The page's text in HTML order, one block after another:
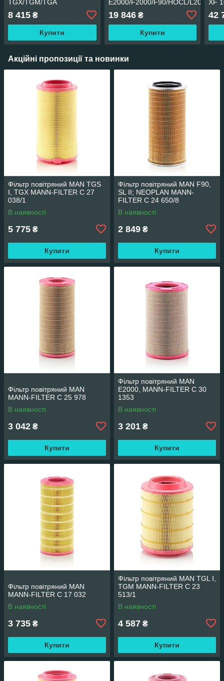
TGX/TGM/TGA
8 415 ₴
Купити
E2000/F2000/F90/HOCL/L2000/
19 846₴
Купити
XF
42
Акційні пропозиції та новинки
Фільтр повітряний MAN TGS
I, TGX MANN-FILTER C 27
038/1
В наявності
5 775 ₴
Купити
Фільтр повітряний MAN F90,
SL II; NEOPLAN MANN-
FILTER C 24 650/8
В наявності
2 849 ₴
Купити
Фільтр повітряний MAN
MANN-FILTER C 25 978
В наявності
3 042 ₴
Купити
Фільтр повітряний MAN
E2000, MANN-FILTER C 30
1353
В наявності
3 201 ₴
Купити
Фільтр повітряний MAN
MANN-FILTER C 17 032
В наявності
3 735 ₴
Купити
Фільтр повітряний MAN TGL I,
TGM MANN-FILTER C 23
513/1
В наявності
4 587 ₴
Купити